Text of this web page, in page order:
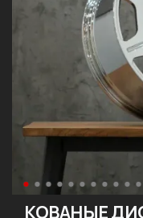
КОВАНЫЕ